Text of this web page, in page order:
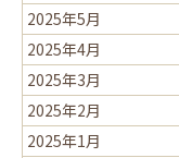
2025年5月
2025年4月
2025年3月
2025年2月
2025年1月